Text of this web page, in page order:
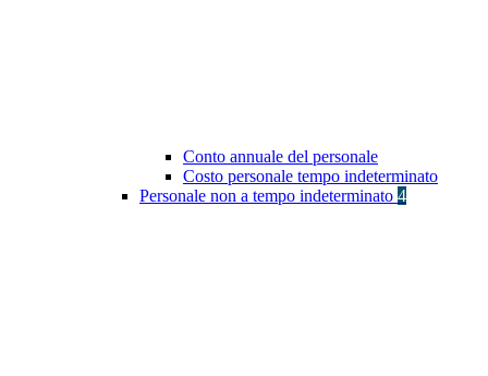
Conto annuale del personale
Costo personale tempo indeterminato
Personale non a tempo indeterminato 4